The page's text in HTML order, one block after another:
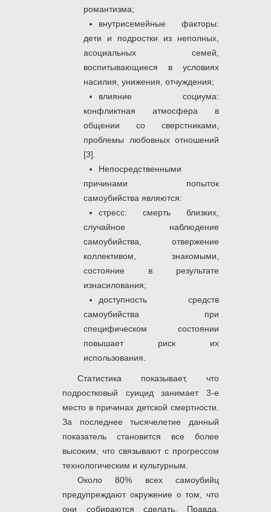
романтизма;
внутрисемейные факторы:
дети и подростки из неполных,
асоциальных семей,
воспитывающиеся в условиях
насилия, унижения, отчуждения;
влияние социума:
конфликтная атмосфера в
общении со сверстниками,
проблемы любовных отношений
[3].
Непосредственными
причинами попыток
самоубийства являются:
стресс: смерть близких,
случайное наблюдение
самоубийства, отвержение
коллективом, знакомыми,
состояние в результате
изнасилования;
доступность средств
самоубийства при
специфическом состоянии
повышает риск их
использования.
Статистика показывает, что
подростковый суицид занимает 3-е
место в причинах детской смертности.
За последнее тысячелетие данный
показатель становится все более
высоким, что связывают с прогрессом
технологическим и культурным.
Около 80% всех самоубийц
предупреждают окружение о том, что
они собираются сделать. Правда,